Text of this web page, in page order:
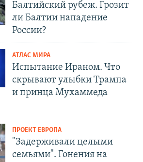
Балтийский рубеж. Грозит
ли Балтии нападение
России?
АТЛАС МИРА
Испытание Ираном. Что
скрывают улыбки Трампа
и принца Мухаммеда
ПРОЕКТ ЕВРОПА
"Задерживали целыми
семьями". Гонения на